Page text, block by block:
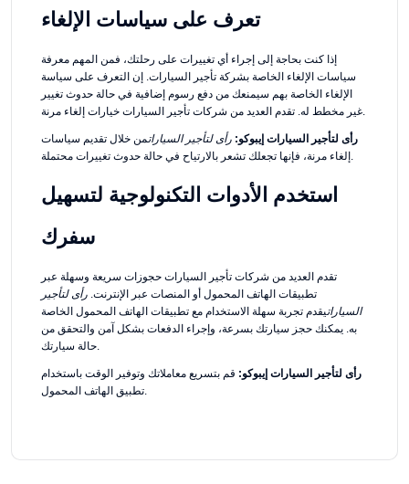
تعرف على سياسات الإلغاء
إذا كنت بحاجة إلى إجراء أي تغييرات على رحلتك، فمن المهم معرفة
سياسات الإلغاء الخاصة بشركة تأجير السيارات. إن التعرف على سياسة
الإلغاء الخاصة بهم سيمنعك من دفع رسوم إضافية في حالة حدوث تغيير
غير مخطط له. تقدم العديد من شركات تأجير السيارات خيارات إلغاء مرنة.
رأى لتأجير السيارات إيبوكو: رأى لتأجير السياراتمن خلال تقديم سياسات
إلغاء مرنة، فإنها تجعلك تشعر بالارتياح في حالة حدوث تغييرات محتملة.
استخدم الأدوات التكنولوجية لتسهيل
سفرك
تقدم العديد من شركات تأجير السيارات حجوزات سريعة وسهلة عبر
تطبيقات الهاتف المحمول أو المنصات عبر الإنترنت. رأى لتأجير
السياراتيقدم تجربة سهلة الاستخدام مع تطبيقات الهاتف المحمول الخاصة
به. يمكنك حجز سيارتك بسرعة، وإجراء الدفعات بشكل آمن والتحقق من
حالة سيارتك.
رأى لتأجير السيارات إيبوكو: قم بتسريع معاملاتك وتوفير الوقت باستخدام
تطبيق الهاتف المحمول.